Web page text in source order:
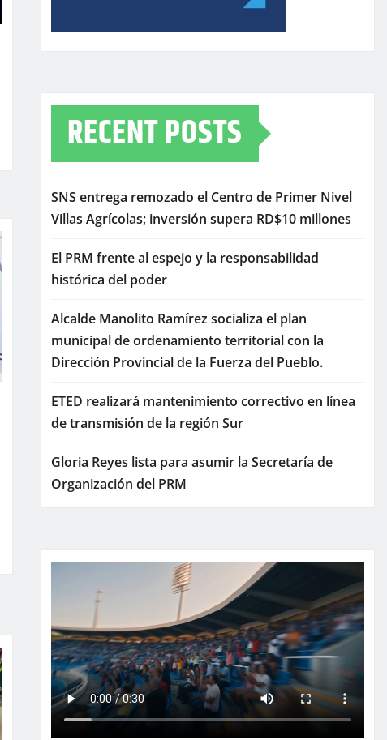
RECENT POSTS
SNS entrega remozado el Centro de Primer Nivel
Villas Agrícolas; inversión supera RD$10 millones
El PRM frente al espejo y la responsabilidad
histórica del poder
Alcalde Manolito Ramírez socializa el plan
municipal de ordenamiento territorial con la
Dirección Provincial de la Fuerza del Pueblo.
ETED realizará mantenimiento correctivo en línea
de transmisión de la región Sur
Gloria Reyes lista para asumir la Secretaría de
Organización del PRM